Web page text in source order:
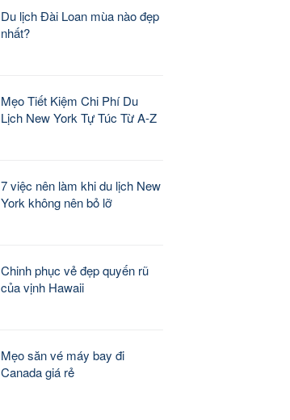
Du lịch Đài Loan mùa nào đẹp
nhất?
Mẹo Tiết Kiệm Chi Phí Du
Lịch New York Tự Túc Từ A-Z
7 việc nên làm khi du lịch New
York không nên bỏ lỡ
Chinh phục vẻ đẹp quyến rũ
của vịnh Hawaii
Mẹo săn vé máy bay đi
Canada giá rẻ